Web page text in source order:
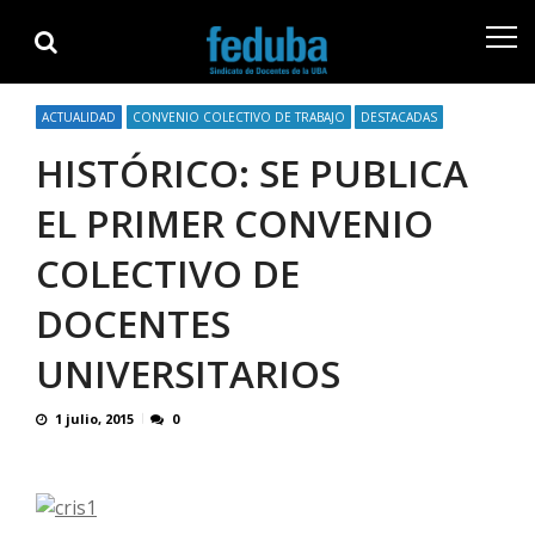
navigation
content
ACTUALIDAD CONVENIO COLECTIVO DE TRABAJO DESTACADAS
HISTÓRICO: SE PUBLICA
EL PRIMER CONVENIO
COLECTIVO DE
DOCENTES
UNIVERSITARIOS
1 julio, 2015 0